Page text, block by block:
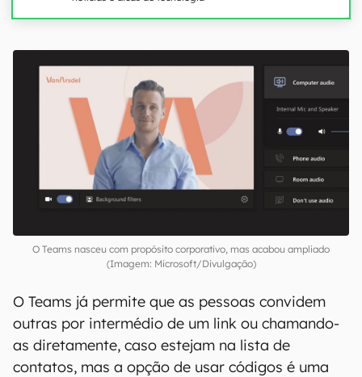
O Teams nasceu com propósito corporativo, mas acabou ampliado
(Imagem: Microsoft/Divulgação)
O Teams já permite que as pessoas convidem
outras por intermédio de um link ou chamando-
as diretamente, caso estejam na lista de
contatos, mas a opção de usar códigos é uma